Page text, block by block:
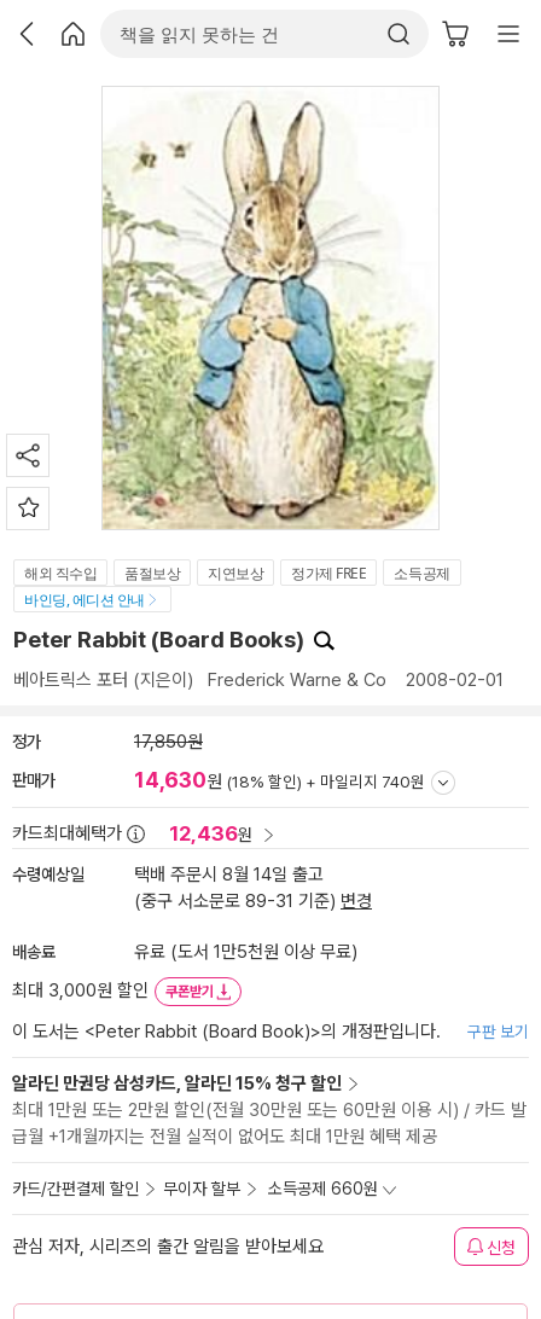
해외 직수입 품절보상 지연보상 정가제 FREE
소득공제
바인딩, 에디션 안내
Peter Rabbit (Board Books)
베아트릭스 포터 (지은이) Frederick Warne & Co 2008-02-01
정가 17,850원
판매가 14,630원 (18% 할인) + 마일리지 740원
카드최대혜택가 12,436원
수령예상일
택배 주문시 8월 14일 출고
(중구 서소문로 89-31 기준) 변경
배송료
유료 (도서 1만5천원 이상 무료)
최대 3,000원 할인
쿠폰받기
이 도서는 <Peter Rabbit (Board Book)>의 개정판입니다. 구판 보기
알라딘 만권당 삼성카드, 알라딘 15% 청구 할인
최대 1만원 또는 2만원 할인(전월 30만원 또는 60만원 이용 시) / 카드 발
급월 +1개월까지는 전월 실적이 없어도 최대 1만원 혜택 제공
카드/간편결제 할인 무이자 할부 소득공제 660원
관심 저자, 시리즈의 출간 알림을 받아보세요 신청